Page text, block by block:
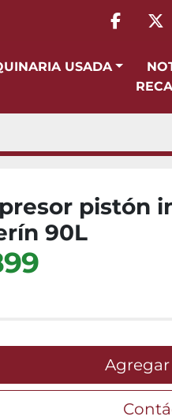
USADA
pistón
90L